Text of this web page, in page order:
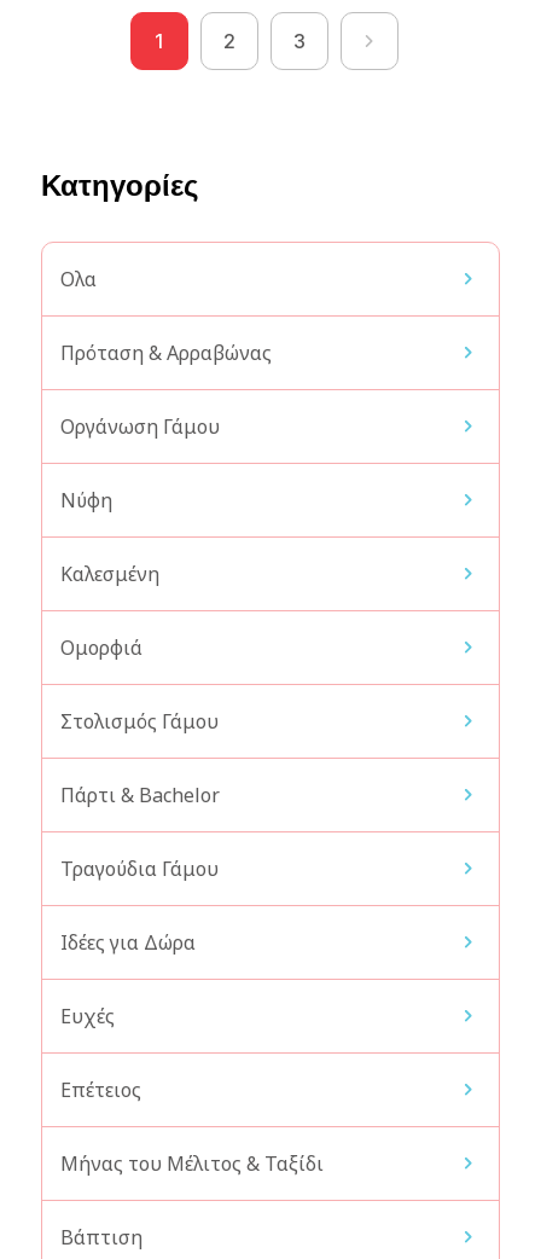
Posts
pagination
1 2 3
Κατηγορίες
Ολα
Πρόταση & Αρραβώνας
Οργάνωση Γάμου
Νύφη
Καλεσμένη
Ομορφιά
Στολισμός Γάμου
Πάρτι & Bachelor
Τραγούδια Γάμου
Ιδέες για Δώρα
Ευχές
Επέτειος
Μήνας του Μέλιτος & Ταξίδι
Βάπτιση